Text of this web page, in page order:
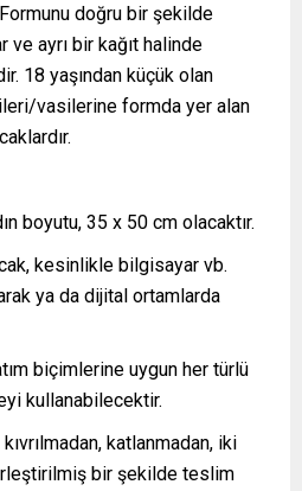
Formunu doğru bir şekilde
ayrı bir kağıt halinde
18 yaşından küçük olan
vasilerine formda yer alan
boyutu, 35 x 50 cm olacaktır.
kesinlikle bilgisayar vb.
ya da dijital ortamlarda
biçimlerine uygun her türlü
kullanabilecektir.
katlanmadan, iki
bir şekilde teslim